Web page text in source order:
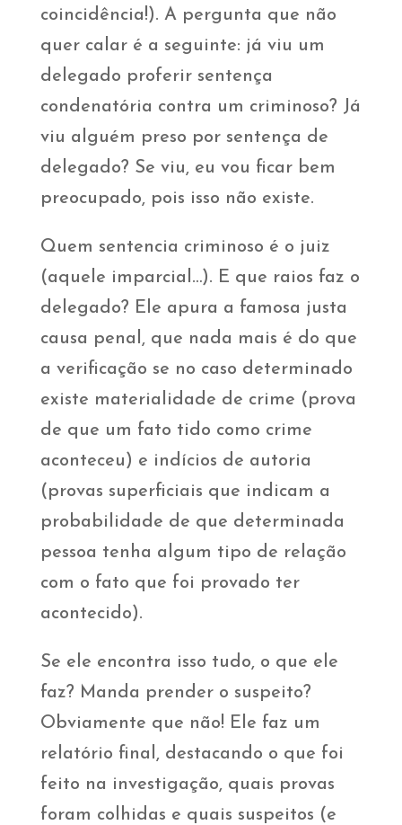
coincidência!). A pergunta que não
quer calar é a seguinte: já viu um
delegado proferir sentença
condenatória contra um criminoso? Já
viu alguém preso por sentença de
delegado? Se viu, eu vou ficar bem
preocupado, pois isso não existe.
Quem sentencia criminoso é o juiz
(aquele imparcial…). E que raios faz o
delegado? Ele apura a famosa justa
causa penal, que nada mais é do que
a verificação se no caso determinado
existe materialidade de crime (prova
de que um fato tido como crime
aconteceu) e indícios de autoria
(provas superficiais que indicam a
probabilidade de que determinada
pessoa tenha algum tipo de relação
com o fato que foi provado ter
acontecido).
Se ele encontra isso tudo, o que ele
faz? Manda prender o suspeito?
Obviamente que não! Ele faz um
relatório final, destacando o que foi
feito na investigação, quais provas
foram colhidas e quais suspeitos (e